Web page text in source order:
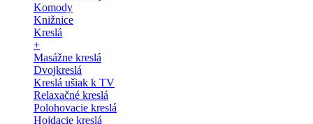
Komody
Knižnice
Kreslá
+
Masážne kreslá
Dvojkreslá
Kreslá ušiak k TV
Relaxačné kreslá
Polohovacie kreslá
Hojdacie kreslá